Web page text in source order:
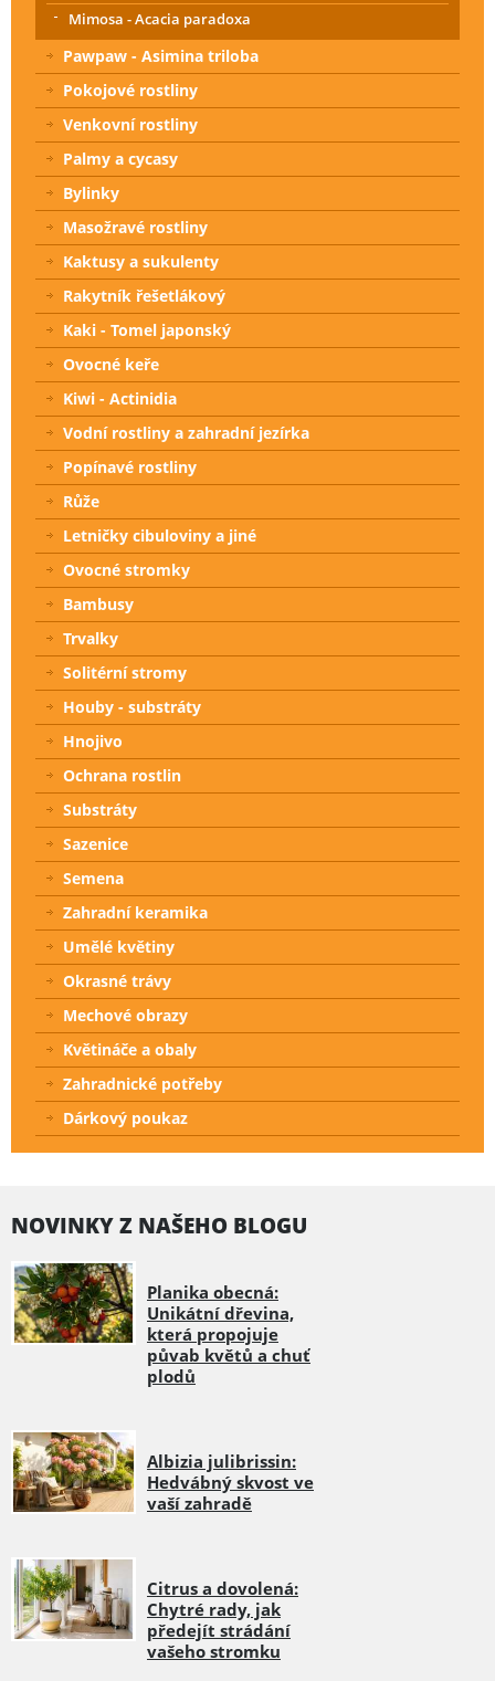
Mimosa - Acacia paradoxa
Pawpaw - Asimina triloba
Pokojové rostliny
Venkovní rostliny
Palmy a cycasy
Bylinky
Masožravé rostliny
Kaktusy a sukulenty
Rakytník řešetlákový
Kaki - Tomel japonský
Ovocné keře
Kiwi - Actinidia
Vodní rostliny a zahradní jezírka
Popínavé rostliny
Růže
Letničky cibuloviny a jiné
Ovocné stromky
Bambusy
Trvalky
Solitérní stromy
Houby - substráty
Hnojivo
Ochrana rostlin
Substráty
Sazenice
Semena
Zahradní keramika
Umělé květiny
Okrasné trávy
Mechové obrazy
Květináče a obaly
Zahradnické potřeby
Dárkový poukaz
NOVINKY Z NAŠEHO BLOGU
Planika obecná:
Unikátní dřevina,
která propojuje
půvab květů a chuť
plodů
Albizia julibrissin:
Hedvábný skvost ve
vaší zahradě
Citrus a dovolená:
Chytré rady, jak
předejít strádání
vašeho stromku